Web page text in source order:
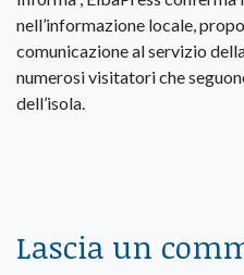
nell’informazione locale,
comunicazione al servizio
numerosi visitatori che
dell’isola.
Lascia un